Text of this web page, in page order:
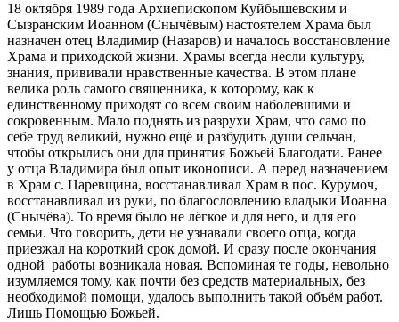
18 октября 1989 года Архиепископом Куйбышевским и
Сызранским Иоанном (Снычёвым) настоятелем Храма был
назначен отец Владимир (Назаров) и началось восстановление
Храма и приходской жизни. Храмы всегда несли культуру,
знания, прививали нравственные качества. В этом плане
велика роль самого священника, к которому, как к
единственному приходят со всем своим наболевшими и
сокровенным. Мало поднять из разрухи Храм, что само по
себе труд великий, нужно ещё и разбудить души сельчан,
чтобы открылись они для принятия Божьей Благодати. Ранее
у отца Владимира был опыт иконописи. А перед назначением
в Храм с. Царевщина, восстанавливал Храм в пос. Курумоч,
восстанавливал из руки, по благословлению владыки Иоанна
(Снычёва). То время было не лёгкое и для него, и для его
семьи. Что говорить, дети не узнавали своего отца, когда
приезжал на короткий срок домой. И сразу после окончания
одной работы возникала новая. Вспоминая те годы, невольно
изумляемся тому, как почти без средств материальных, без
необходимой помощи, удалось выполнить такой объём работ.
Лишь Помощью Божьей.